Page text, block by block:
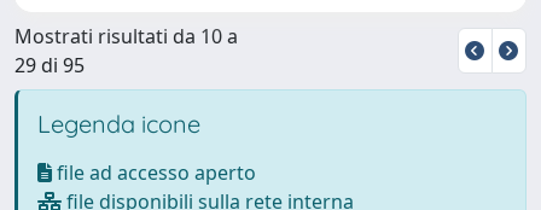
Mostrati risultati da 10 a
29 di 95
Legenda icone
file ad accesso aperto
file disponibili sulla rete interna